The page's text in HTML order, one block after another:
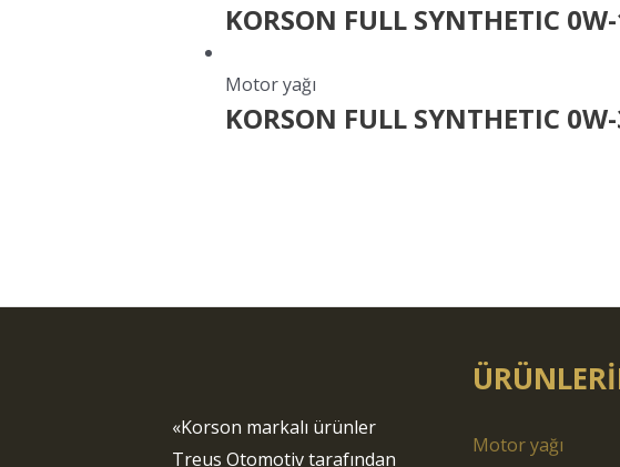
KORSON FULL SYNTHETIC
Motor yağı
KORSON FULL SYNTHETIC
«Korson markalı ürünler
Treus Otomotiv tarafından
Motor yağı